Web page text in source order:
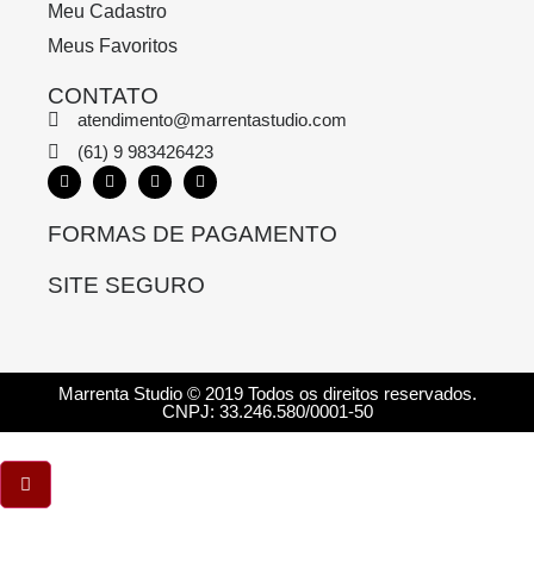
Meu Cadastro
Meus Favoritos
CONTATO
atendimento@marrentastudio.com
(61) 9 983426423
FORMAS DE PAGAMENTO
SITE SEGURO
Marrenta Studio © 2019 Todos os direitos reservados.
CNPJ: 33.246.580/0001-50